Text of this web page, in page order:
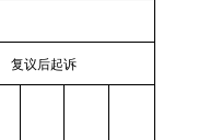
复议后起诉